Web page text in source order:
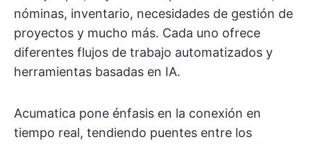
nóminas, inventario, necesidades de gestión de
proyectos y mucho más. Cada uno ofrece
diferentes flujos de trabajo automatizados y
herramientas basadas en IA.
Acumatica pone énfasis en la conexión en
tiempo real, tendiendo puentes entre los